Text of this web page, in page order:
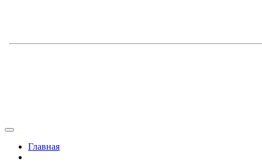
Главная